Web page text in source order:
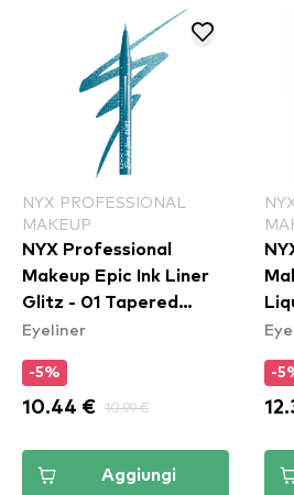
NYX PROFESSIONAL
MAKEUP
NYX Professional
Makeup Epic Ink Liner
Glitz - 01 Tapered
Twinkle
Eyeliner
-5%
10.44 € 10.99 €
Aggiungi
-